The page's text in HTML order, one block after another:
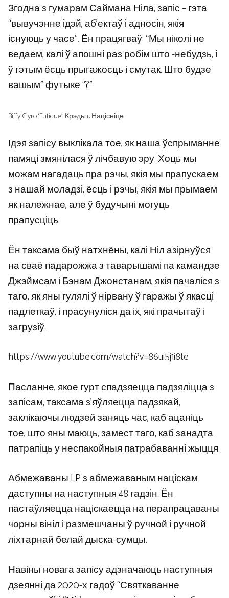
Згодна з гумарам Саймана Ніла, запіс – гэта
“вывучэнне ідэй, аб’ектаў і адносін, якія
існуюць у часе”. Ён працягваў: “Мы ніколі не
ведаем, калі ў апошні раз робім што -небудзь, і
ў гэтым ёсць прыгажосць і смутак. Што будзе
вашым” футыке “?”
Biffy Clyro ‘Futique’. Крэдыт: Націсніце
Ідэя запісу выклікала тое, як наша ўспрыманне
памяці змянілася ў лічбавую эру. Хоць мы
можам нагадаць пра рэчы, якія мы прапускаем
з нашай моладзі, ёсць і рэчы, якія мы прымаем
як належнае, але ў будучыні могуць
прапусціць.
Ён таксама быў натхнёны, калі Ніл азірнуўся
на сваё падарожжа з таварышамі па камандзе
Джэймсам і Бэнам Джонстанам, якія пачаліся з
таго, як яны гулялі ў нірвану ў гаражы ў якасці
падлеткаў, і прасунуліся да іх, які прачытаў і
загрузіў.
https://www.youtube.com/watch?v=86ui5j1i8te
Пасланне, якое гурт спадзяецца падзяліцца з
запісам, таксама з’яўляецца падзякай,
заклікаючы людзей заняць час, каб ацаніць
тое, што яны маюць, замест таго, каб занадта
патрапіць у неспакойныя патрабаванні жыцця.
Абмежаваны LP з абмежаваным націскам
даступны на наступныя 48 гадзін. Ён
пастаўляецца націскаецца на перапрацаваны
чорны вініл і размешчаны ў ручной і ручной
ліхтарнай белай дыска-сумцы.
Навіны новага запісу адзначаюць наступныя
дзеянні да 2020-х гадоў “Святкаванне